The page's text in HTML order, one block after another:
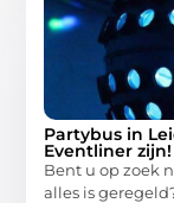
Partybus in
Eventliner zijn!
Bent u op zoek
alles is